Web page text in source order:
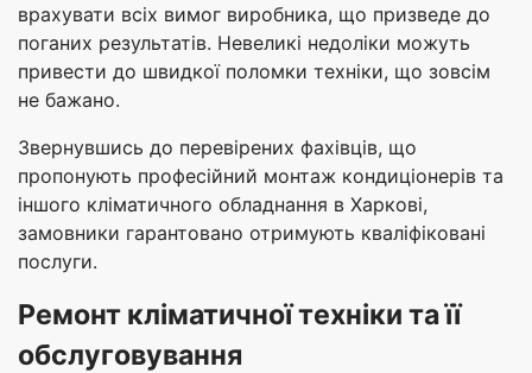
врахувати всіх вимог виробника, що призведе до
поганих результатів. Невеликі недоліки можуть
привести до швидкої поломки техніки, що зовсім
не бажано.
Звернувшись до перевірених фахівців, що
пропонують професійний монтаж кондиціонерів та
іншого кліматичного обладнання в Харкові,
замовники гарантовано отримують кваліфіковані
послуги.
Ремонт кліматичної техніки та її
обслуговування